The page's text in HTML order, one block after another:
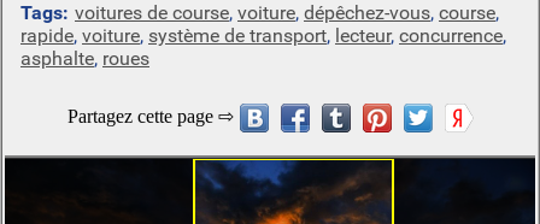
Tags: voitures de course, voiture, dépêchez-vous, course,
rapide, voiture, système de transport, lecteur, concurrence,
asphalte, roues